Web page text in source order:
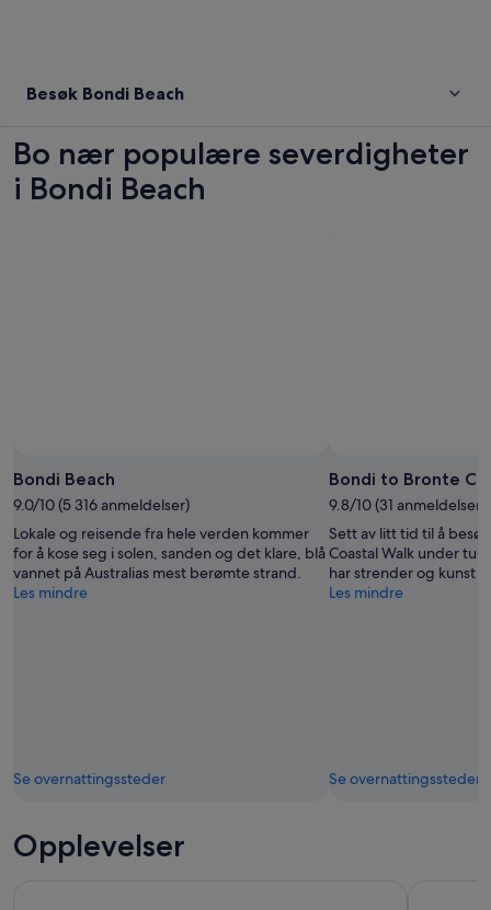
Besøk Bondi Beach
Bo nær populære severdigheter
i Bondi Beach
Bondi Beach
9.0/10 (5 316 anmeldelser)
Lokale og reisende fra hele verden kommer
for å kose seg i solen, sanden og det klare, blå
vannet på Australias mest berømte strand.
Les mindre
Se overnattingssteder
Bondi to Bronte
9.8/10 (31 anmeldelser)
Sett av litt tid til å
Coastal Walk under
har strender og kunst
Les mindre
Se overnattingssteder
Opplevelser